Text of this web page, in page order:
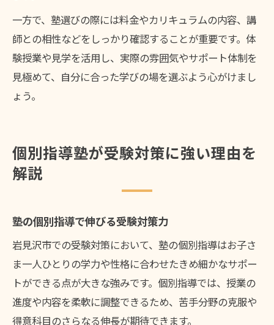
一方で、塾選びの際には料金やカリキュラムの内容、講
師との相性などをしっかり確認することが重要です。体
験授業や見学を活用し、実際の雰囲気やサポート体制を
見極めて、自分に合った学びの場を選ぶよう心がけまし
ょう。
個別指導塾が受験対策に強い理由を
解説
塾の個別指導で伸びる受験対策力
岩見沢市での受験対策において、塾の個別指導はお子さ
ま一人ひとりの学力や性格に合わせたきめ細かなサポー
トができる点が大きな強みです。個別指導では、授業の
進度や内容を柔軟に調整できるため、苦手分野の克服や
得意科目のさらなる伸長が期待できます。